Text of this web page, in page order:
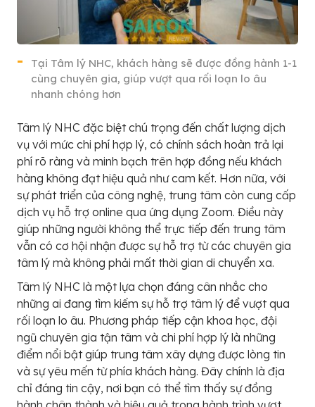
Tại Tâm lý NHC, khách hàng sẽ được đồng hành 1-1
cùng chuyên gia, giúp vượt qua rối loạn lo âu
nhanh chóng hơn
Tâm lý NHC đặc biệt chú trọng đến chất lượng dịch
vụ với mức chi phí hợp lý, có chính sách hoàn trả lại
phí rõ ràng và minh bạch trên hợp đồng nếu khách
hàng không đạt hiệu quả như cam kết. Hơn nữa, với
sự phát triển của công nghệ, trung tâm còn cung cấp
dịch vụ hỗ trợ online qua ứng dụng Zoom. Điều này
giúp những người không thể trực tiếp đến trung tâm
vẫn có cơ hội nhận được sự hỗ trợ từ các chuyên gia
tâm lý mà không phải mất thời gian di chuyển xa.
Tâm lý NHC là một lựa chọn đáng cân nhắc cho
những ai đang tìm kiếm sự hỗ trợ tâm lý để vượt qua
rối loạn lo âu. Phương pháp tiếp cận khoa học, đội
ngũ chuyên gia tận tâm và chi phí hợp lý là những
điểm nổi bật giúp trung tâm xây dựng được lòng tin
và sự yêu mến từ phía khách hàng. Đây chính là địa
chỉ đáng tin cậy, nơi bạn có thể tìm thấy sự đồng